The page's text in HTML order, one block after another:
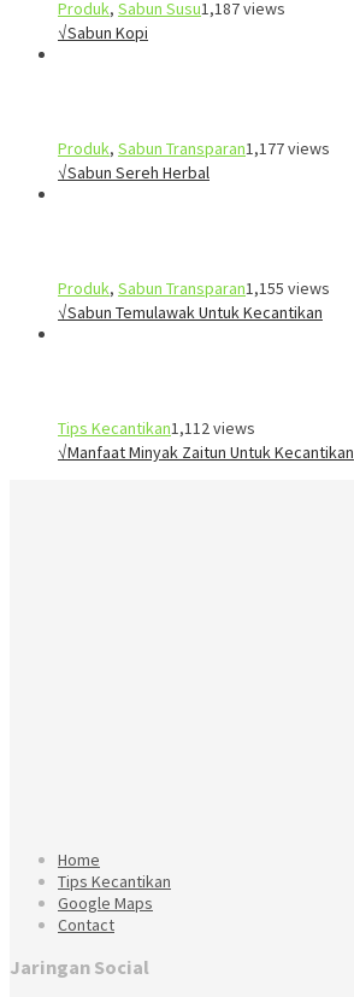
Produk, Sabun Susu1,187 views
√Sabun Kopi
Produk, Sabun Transparan1,177 views
√Sabun Sereh Herbal
Produk, Sabun Transparan1,155 views
√Sabun Temulawak Untuk Kecantikan
Tips Kecantikan1,112 views
√Manfaat Minyak Zaitun Untuk Kecantikan
Home
Tips Kecantikan
Google Maps
Contact
Jaringan Social